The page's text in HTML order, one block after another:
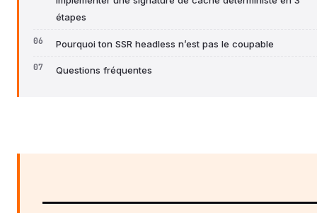
étapes
Pourquoi ton SSR headless n’est pas le coupable
Questions fréquentes